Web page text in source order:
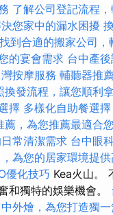
了解公司登記流程
您家中的漏水困擾
找到合適的搬家公司，
的宴會需求 台中產
按摩服務 輔聽器推
換發流程，讓您順利
擇 多樣化自助餐選
薦，為您推薦最適合
常清潔需求 台中眼
為您的居家環境提
優化技巧 Kea火山。
和獨特的娛樂機會。
外燴，為您打造獨